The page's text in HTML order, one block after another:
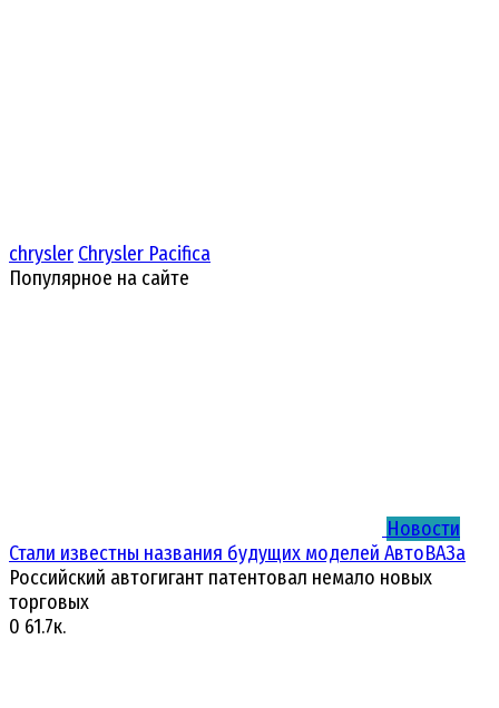
chrysler Chrysler Pacifica
Популярное на сайте
Новости
Стали известны названия будущих моделей АвтоВАЗа
Российский автогигант патентовал немало новых
торговых
0 61.7к.